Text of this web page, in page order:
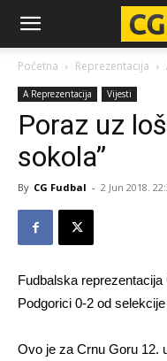
CG-
Fudbal
Početna Reprezentacija
A Reprezentacija Vijesti
Poraz uz
sokola”
By CG Fudbal - 2 Jun 2018.
Fudbalska
Podgorici 0-2 od
Ovo je za Crnu Goru 12.